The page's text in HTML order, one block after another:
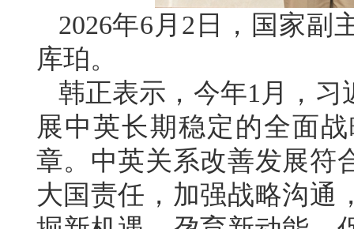
2026年6月2日，国家副
库珀。
韩正表示，今年1月，
展中英长期稳定的全面
章。中英关系改善发展符
大国责任，加强战略沟通